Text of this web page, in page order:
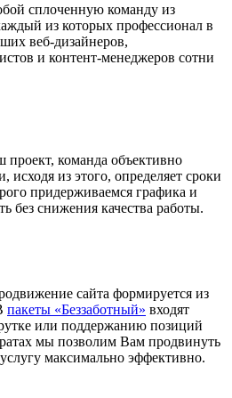
сплоченную команду из
из которых профессионал в
веб-дизайнеров,
и контент-менеджеров сотни
проект, команда объективно
исходя из этого, определяет сроки
придерживаемся графика и
без снижения качества работы.
сайта формируется из
пакеты «Беззаботный» входят
или поддержанию позиций
мы позволим Вам продвинуть
максимально эффективно.